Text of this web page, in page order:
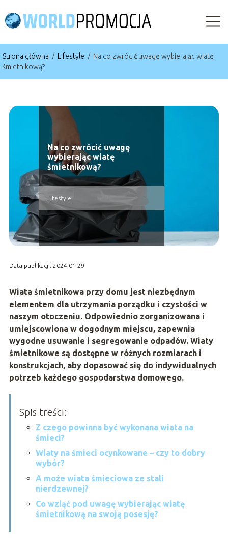
Strona główna / Lifestyle / Na co zwrócić uwagę wybierając wiatę
śmietnikową?
Na co zwrócić uwagę
wybierając wiatę
śmietnikową?
Lifestyle
Data publikacji: 2024-01-29
Wiata śmietnikowa przy domu jest niezbędnym
elementem dla utrzymania porządku i czystości w
naszym otoczeniu. Odpowiednio zorganizowana i
umiejscowiona w dogodnym miejscu, zapewnia
wygodne usuwanie i segregowanie odpadów. Wiaty
śmietnikowe są dostępne w różnych rozmiarach i
konstrukcjach, aby dopasować się do indywidualnych
potrzeb każdego gospodarstwa domowego.
Spis treści:
Z czego powinna być wykonana wiata na
śmieci?
Wiaty na śmieci ocynkowane – czy to dobry
wybór?
A może wiata śmieciowa ze stali
nierdzewnej?
Co wziąć pod uwagę wybierając wiatę
śmietnikową na swoją posesję?